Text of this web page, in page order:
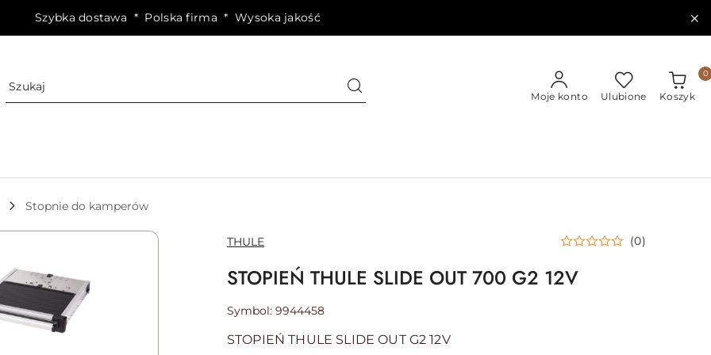
Szybka dostawa * Polska firma * Wysoka jakość
Moje konto Ulubione Koszyk
0
Stopnie do kamperów
NAZWA
PRODUCENTA:
THULE (0)
STOPIEŃ THULE SLIDE OUT 700 G2 12V
Symbol: 9944458
STOPIEŃ THULE SLIDE OUT G2 12V